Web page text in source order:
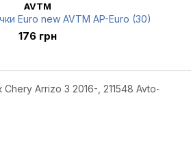
AVTM
Euro new AVTM AP-Euro (30)
176 грн